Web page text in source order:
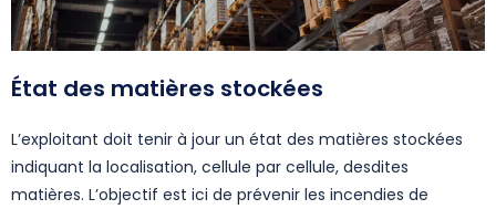
État des matières stockées
L’exploitant doit tenir à jour un état des matières stockées
indiquant la localisation, cellule par cellule, desdites
matières. L’objectif est ici de prévenir les incendies de